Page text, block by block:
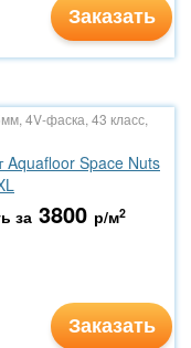
Заказать
4V-фаска, 43 класс,
Aquafloor Space Nuts
за 3800 р/м2
Заказать